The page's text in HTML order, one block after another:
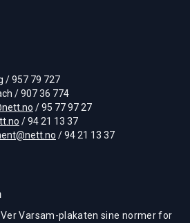
/ 957 79 727
/ 907 36 774
/ 95 77 97 27
/ 94 21 13 37
/ 94 21 13 37
Ver Varsam-plakaten sine normer for